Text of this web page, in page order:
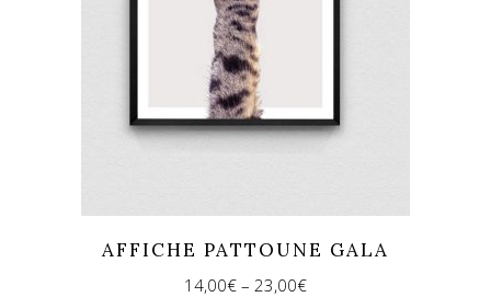
AFFICHE PATTOUNE GALA
14,00€ – 23,00€